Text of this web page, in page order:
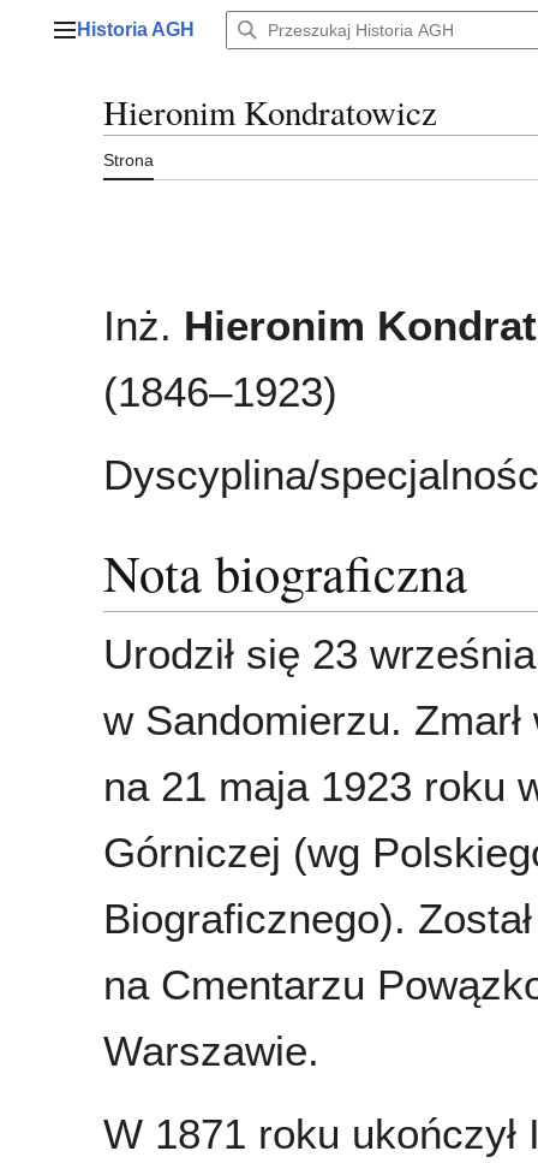
Menu główne
Historia AGH
Hieronim Kondratowicz
Strona
Inż. Hieronim
(1846–1923)
Dyscyplina/
Nota biograficzna
Urodził się 23
w Sandomierzu.
na 21 maja 1923 roku
Górniczej (wg
Biograficznego).
na Cmentarzu
Warszawie.
W 1871 roku ukończył